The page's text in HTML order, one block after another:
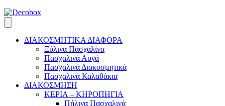
ΔΙΑΚΟΣΜΗΤΙΚΑ ΔΙΑΦΟΡΑ
Ξύλινα Πασχαλίνα
Πασχαλινά Αυγά
Πασχαλινά Διακοσμητικά
Πασχαλινά Καλαθάκια
ΔΙΑΚΟΣΜΗΣΗ
ΚΕΡΙΑ – ΚΗΡΟΠΗΓΙΑ
Πήλινα Πασχαλινά